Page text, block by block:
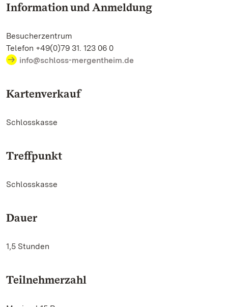
Information und Anmeldung
Besucherzentrum
Telefon +49(0)79 31. 123 06 0
info@schloss-mergentheim.de
Kartenverkauf
Schlosskasse
Treffpunkt
Schlosskasse
Dauer
1,5 Stunden
Teilnehmerzahl